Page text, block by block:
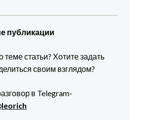
публикации
теме статьи? Хотите задать
своим взглядом?
в Telegram-